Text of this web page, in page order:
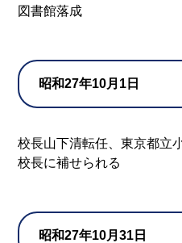
図書館落成
昭和27年10月1日
校長山下清転任、東京都立
校長に補せられる
昭和27年10月31日